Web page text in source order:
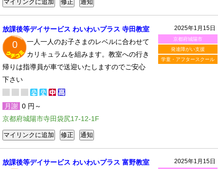
2025年1月15日
京都府城陽市
発達障がい支援
学童・アフタースクール
放課後等デイサービス わいわいプラス 寺田教室
0
一人一人のお子さまのレベルに合わせて
カリキュラムを組みます。教室への行き
帰りは指導員が車で送迎いたしますのでご安心
下さい
月謝 0 円～
京都府城陽市寺田袋尻17-12-1F
2025年1月15日
放課後等デイサービス わいわいプラス 富野教室